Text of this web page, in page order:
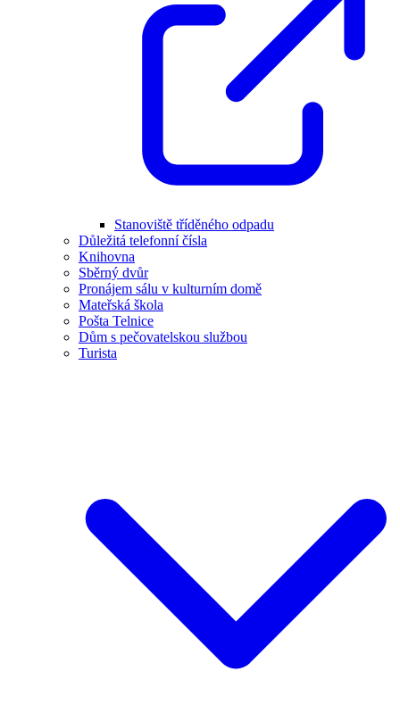
Stanoviště tříděného odpadu
Důležitá telefonní čísla
Knihovna
Sběrný dvůr
Pronájem sálu v kulturním domě
Mateřská škola
Pošta Telnice
Dům s pečovatelskou službou
Turista